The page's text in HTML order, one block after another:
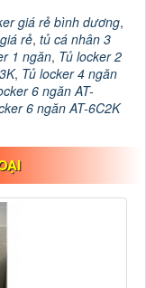
giá rẻ bình dương,
rẻ, tủ cá nhân 3
1 ngăn, Tủ locker 2
, Tủ locker 4 ngăn
6 ngăn AT-
6 ngăn AT-6C2K